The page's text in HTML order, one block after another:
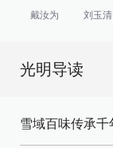
戴汝为
刘玉清
光明导读
雪域百味传承